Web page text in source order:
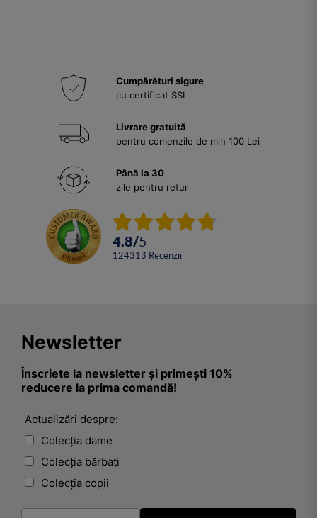
Cumpărături sigure
cu certificat SSL
Livrare gratuită
pentru comenzile de min 100 Lei
Până la 30
zile pentru retur
4.8/5
124313 Recenzii
Newsletter
Înscriete la newsletter și primești 10%
reducere la prima comandă!
Actualizări despre:
Colecția dame
Colecția bărbați
Colecția copii